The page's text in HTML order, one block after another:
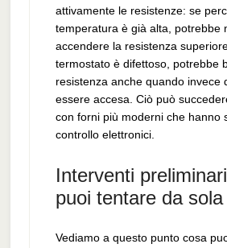
attivamente le resistenze: se
temperatura è già alta, potrebbe
accendere la resistenza
termostato è difettoso, potrebbe
resistenza anche quando invece
essere accesa. Ciò può
con forni più moderni che hanno
controllo elettronici.
Interventi
puoi tentare da sola
Vediamo a questo punto cosa